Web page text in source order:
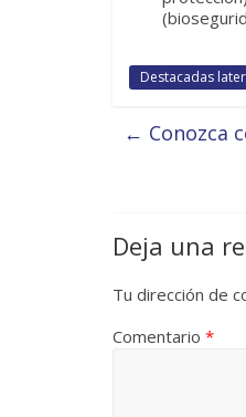
Destacadas
← Conozca
Deja una
Tu dirección de
Comentario *